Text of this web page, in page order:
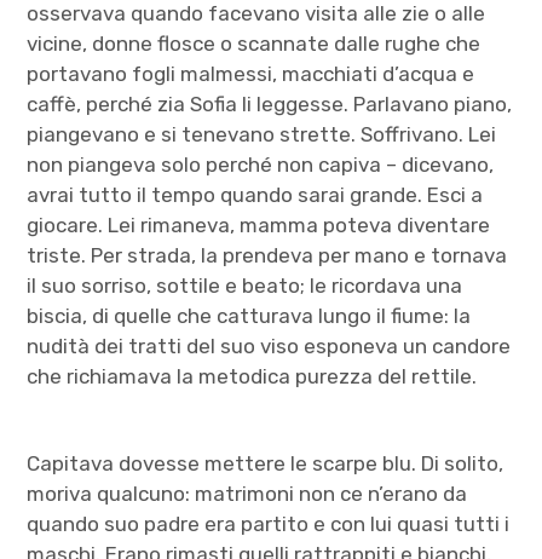
osservava quando facevano visita alle zie o alle
vicine, donne flosce o scannate dalle rughe che
portavano fogli malmessi, macchiati d’acqua e
caffè, perché zia Sofia li leggesse. Parlavano piano,
piangevano e si tenevano strette. Soffrivano. Lei
non piangeva solo perché non capiva – dicevano,
avrai tutto il tempo quando sarai grande. Esci a
giocare. Lei rimaneva, mamma poteva diventare
triste. Per strada, la prendeva per mano e tornava
il suo sorriso, sottile e beato; le ricordava una
biscia, di quelle che catturava lungo il fiume: la
nudità dei tratti del suo viso esponeva un candore
che richiamava la metodica purezza del rettile.
Capitava dovesse mettere le scarpe blu. Di solito,
moriva qualcuno: matrimoni non ce n’erano da
quando suo padre era partito e con lui quasi tutti i
maschi. Erano rimasti quelli rattrappiti e bianchi,